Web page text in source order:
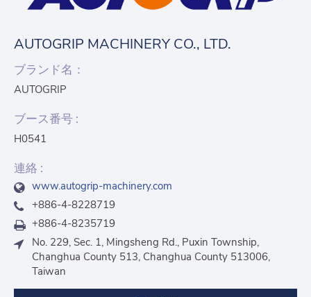
AUTOGRIP MACHINERY CO., LTD.
ブランド名：
AUTOGRIP
ブース番号 :
H0541
連絡 :
www.autogrip-machinery.com
+886-4-8228719
+886-4-8235719
No. 229, Sec. 1, Mingsheng Rd., Puxin Township,
Changhua County 513, Changhua County 513006,
Taiwan